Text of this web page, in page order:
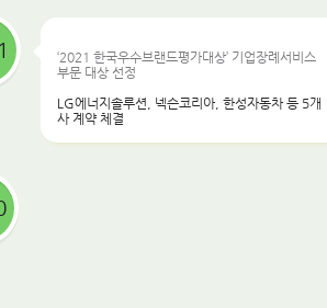
‘2021 한국우수브랜드평가대상’ 기업장례서비스
부문 대상 선정
LG에너지솔루션, 넥슨코리아, 한성자동차 등 5개
사 계약 체결